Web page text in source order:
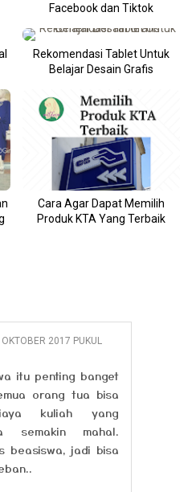
Facebook dan Tiktok
Rekomendasi Tablet Untuk
Belajar Desain Grafis
Cara Agar Dapat Memilih
Produk KTA Yang Terbaik
2017 PUKUL
itu penting banget
orang tua bisa
kuliah yang
semakin mahal.
beasiswa, jadi bisa